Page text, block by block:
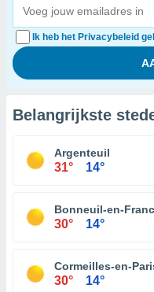
Ik heb het Privacybeleid
Belangrijkste
Argenteuil
31° 14°
Bonneuil-en-
30° 14°
Cormeilles-en-
30° 14°